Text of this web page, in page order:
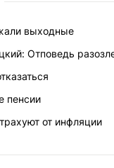
выходные
Отповедь
пенсии
от инфляции